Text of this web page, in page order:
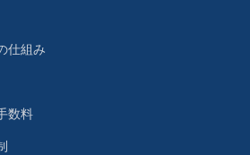
仕組み
数料